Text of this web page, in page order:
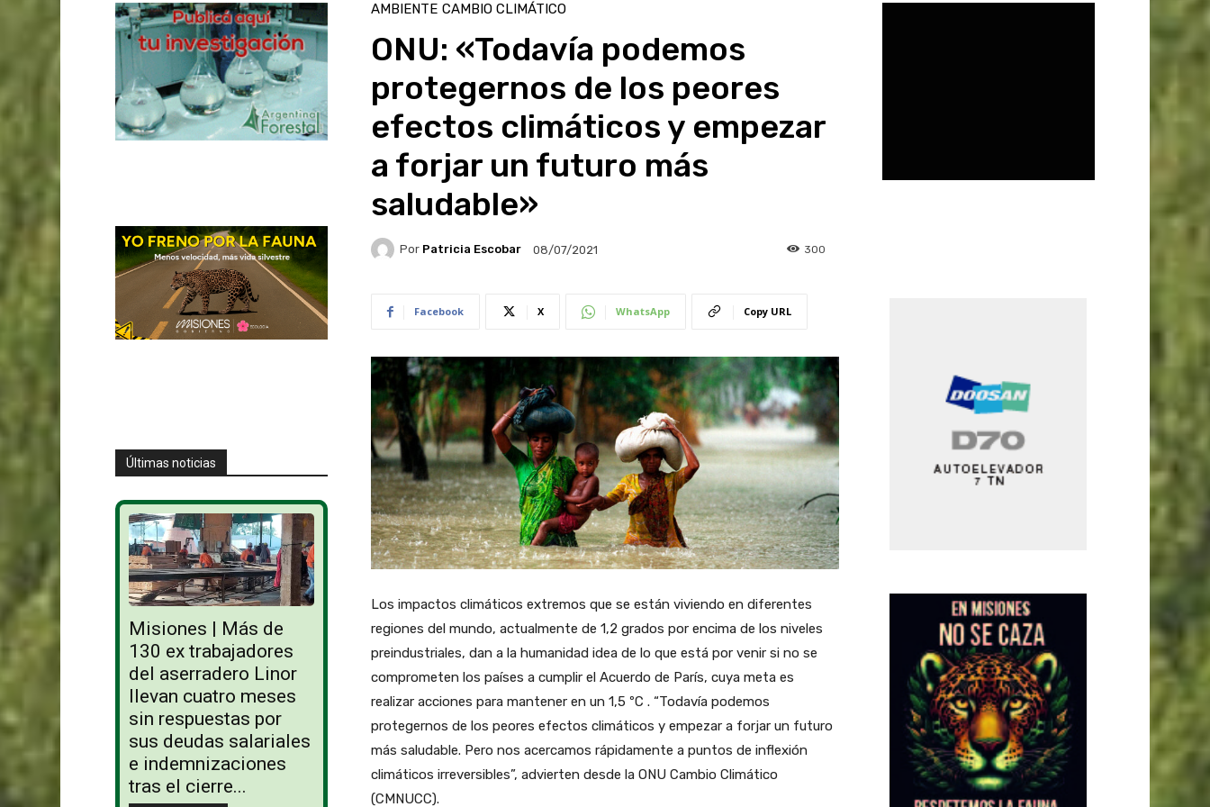
Últimas noticias
Misiones | Más de
130 ex trabajadores
del aserradero Linor
llevan cuatro meses
sin respuestas por
sus deudas salariales
e indemnizaciones
tras el cierre...
AMBIENTE CAMBIO CLIMÁTICO
ONU: «Todavía podemos
protegernos de los peores
efectos climáticos y empezar
a forjar un futuro más
saludable»
Por Patricia Escobar 08/07/2021 300
Facebook X WhatsApp Copy URL
Los impactos climáticos extremos que se están viviendo en diferentes
regiones del mundo, actualmente de 1,2 grados por encima de los niveles
preindustriales, dan a la humanidad idea de lo que está por venir si no se
comprometen los países a cumplir el Acuerdo de París, cuya meta es
realizar acciones para mantener en un 1,5 ºC . “Todavía podemos
protegernos de los peores efectos climáticos y empezar a forjar un futuro
más saludable. Pero nos acercamos rápidamente a puntos de inflexión
climáticos irreversibles”, advierten desde la ONU Cambio Climático
(CMNUCC).